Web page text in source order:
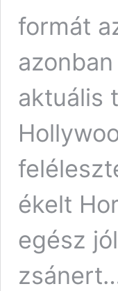
formát
aktuális
ékelt
egész